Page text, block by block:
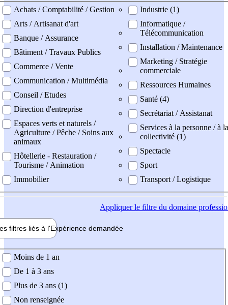
professionel
Achats / Comptabilité / Gestion
Arts / Artisanat d'art
Banque / Assurance
Bâtiment / Travaux Publics
Commerce / Vente
Communication / Multimédia
Conseil / Etudes
Direction d'entreprise
Espaces verts et naturels /
Agriculture / Pêche / Soins aux
animaux
Hôtellerie - Restauration /
Tourisme / Animation
Immobilier
Industrie (1)
Informatique /
Télécommunication
Installation / Maintenance
Marketing / Stratégie
commerciale
Ressources Humaines
Santé (4)
Secrétariat / Assistanat
Services à la personne / à la
collectivité (1)
Spectacle
Sport
Transport / Logistique
Appliquerle filtre du domaine
filtres liés à l'Expérience demandée
demandée
Moins de 1 an
De 1 à 3 ans
Plus de 3 ans (1)
Non renseignée